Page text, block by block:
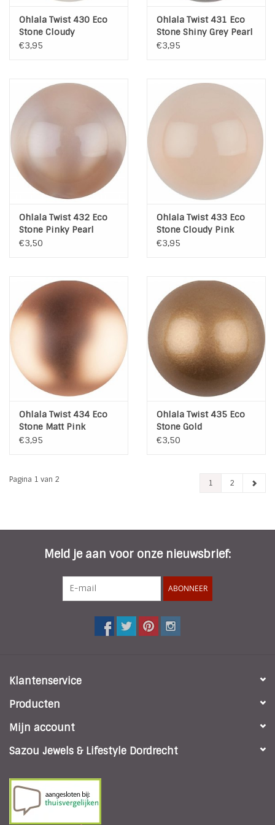
Ohlala Twist 430 Eco
Stone Cloudy
€3,95
Ohlala Twist 431 Eco
Stone Shiny Grey Pearl
€3,95
Ohlala Twist 432 Eco
Stone Pinky Pearl
€3,50
Ohlala Twist 433 Eco
Stone Cloudy Pink
€3,95
Ohlala Twist 434 Eco
Stone Matt Pink
€3,95
Ohlala Twist 435 Eco
Stone Gold
€3,50
Pagina 1 van 2 1 2
Meld je aan voor onze nieuwsbrief:
ABONNEER
Klantenservice
Producten
Mijn account
Sazou Jewels & Lifestyle Dordrecht